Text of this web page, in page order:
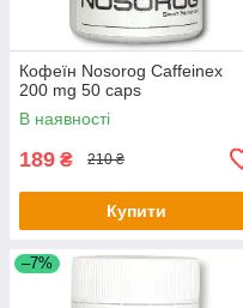
Кофеїн Nosorog Caffeinex
200 mg 50 caps
В наявності
189 ₴ 210 ₴
Купити
–7%